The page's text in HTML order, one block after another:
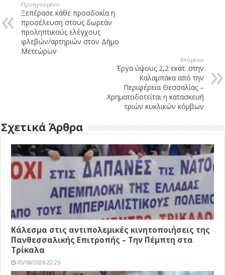
Προηγούμενο
Ξεπέρασε κάθε προσδοκία η
προσέλευση στους δωρεάν
προληπτικούς ελέγχους
φλεβών/αρτηριών στον Δήμο
Μετεώρων
Επόμενο
Έργα ύψους 2,2 εκατ. στην
Καλαμπάκα από την
Περιφέρεια Θεσσαλίας –
Χρηματοδοτείται η κατασκευή
τριών κυκλικών κόμβων
Σχετικά Άρθρα
Κάλεσμα στις αντιπολεμικές κινητοποιήσεις της
Πανθεσσαλικής Επιτροπής – Την Πέμπτη στα
Τρίκαλα
05/08/2026 22:25